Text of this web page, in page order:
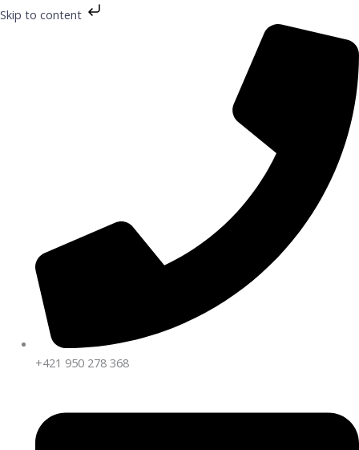
Skip to content
Preskočiť
+421 950 278 368